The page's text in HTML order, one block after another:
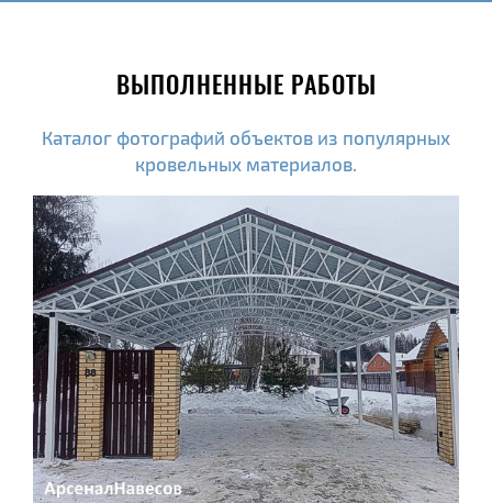
ВЫПОЛНЕННЫЕ РАБОТЫ
Каталог фотографий объектов из популярных
кровельных материалов.